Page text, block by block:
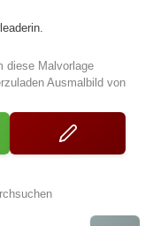
diese Malvorlage
Ausmalbild von